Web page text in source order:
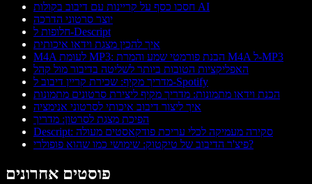
חסכו כסף על קריינות עם דיבוב בקולות AI
יוצר סרטוני הדרכה
חלופות ל-Descript
איך להכין מצגת וידאו איכותית
M4A לעומת MP3: הבנת פורמטי שמע והמרת M4A ל-MP3
האפליקציות הטובות ביותר לשליטה בדיבור מול קהל
מדריך מקיף: שכירת קריין דיבוב ל-Spotify
הכנת וידאו מתמונות: מדריך מקיף ליצירת סרטונים מתמונות
איך ליצור דיבוב איכותי לסרטוני אנימציה
הפיכת מצגת לסרטון: מדריך
Descript: סקירה מעמיקה לכלי עריכת פודקאסטים מעולה
פיצ'ר הדיבוב של טיקטוק: שימושי כמו שהוא פופולרי?
פוסטים אחרונים